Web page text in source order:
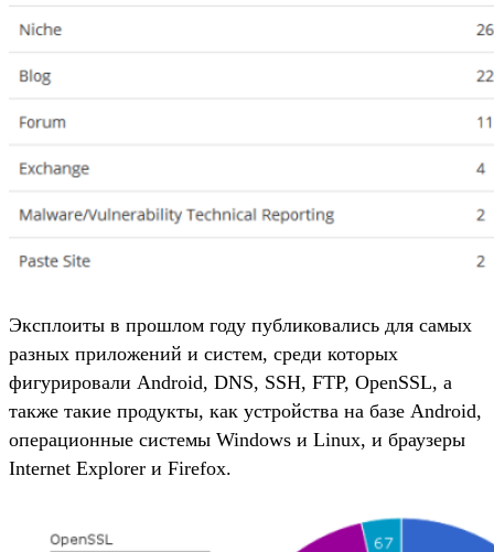
Эксплоиты в прошлом году публиковались для самых
разных приложений и систем, среди которых
фигурировали Android, DNS, SSH, FTP, OpenSSL, а
также такие продукты, как устройства на базе Android,
операционные системы Windows и Linux, и браузеры
Internet Explorer и Firefox.